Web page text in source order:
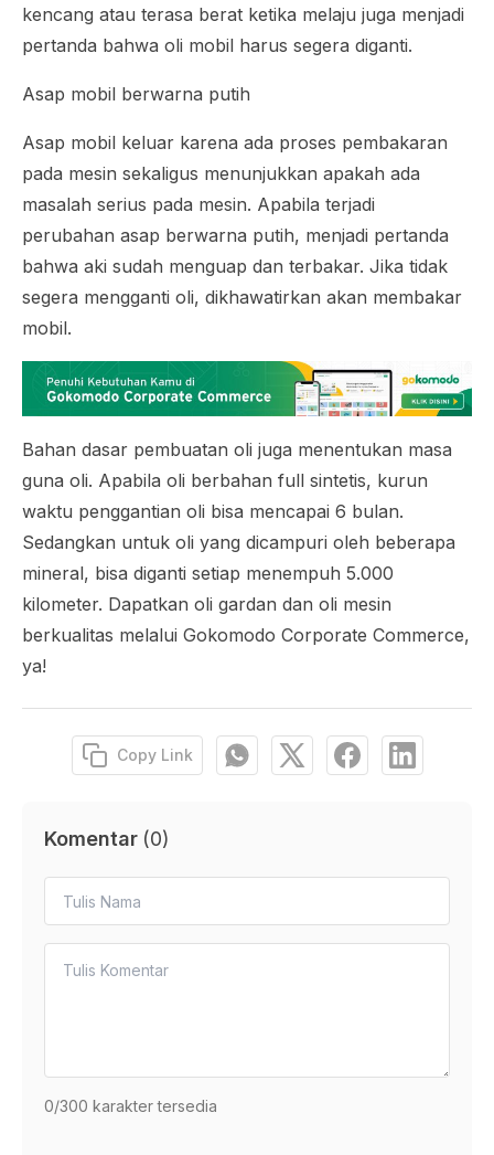
kencang atau terasa berat ketika melaju juga menjadi
pertanda bahwa oli mobil harus segera diganti.
Asap mobil berwarna putih
Asap mobil keluar karena ada proses pembakaran
pada mesin sekaligus menunjukkan apakah ada
masalah serius pada mesin. Apabila terjadi
perubahan asap berwarna putih, menjadi pertanda
bahwa aki sudah menguap dan terbakar. Jika tidak
segera mengganti oli, dikhawatirkan akan membakar
mobil.
Bahan dasar pembuatan oli juga menentukan masa
guna oli. Apabila oli berbahan full sintetis, kurun
waktu penggantian oli bisa mencapai 6 bulan.
Sedangkan untuk oli yang dicampuri oleh beberapa
mineral, bisa diganti setiap menempuh 5.000
kilometer. Dapatkan oli gardan dan oli mesin
berkualitas melalui Gokomodo Corporate Commerce,
ya!
Copy Link
Komentar (0)
0/300 karakter tersedia